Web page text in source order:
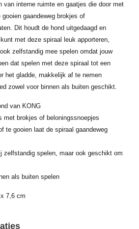
van interne ruimte en gaatjes die door met
gaandeweg brokjes of
Dit houdt de hond uitgedaagd en
met deze spiraal leuk apporteren,
zelfstandig mee spelen omdat jouw
dat spelen met deze spiraal tot een
het gladde, makkelijk af te nemen
zowel voor binnen als buiten geschikt.
van KONG
met brokjes of beloningssnoepjes
te gooien laat de spiraal gaandeweg
zelfstandig spelen, maar ook geschikt om
als buiten spelen
7,6 cm